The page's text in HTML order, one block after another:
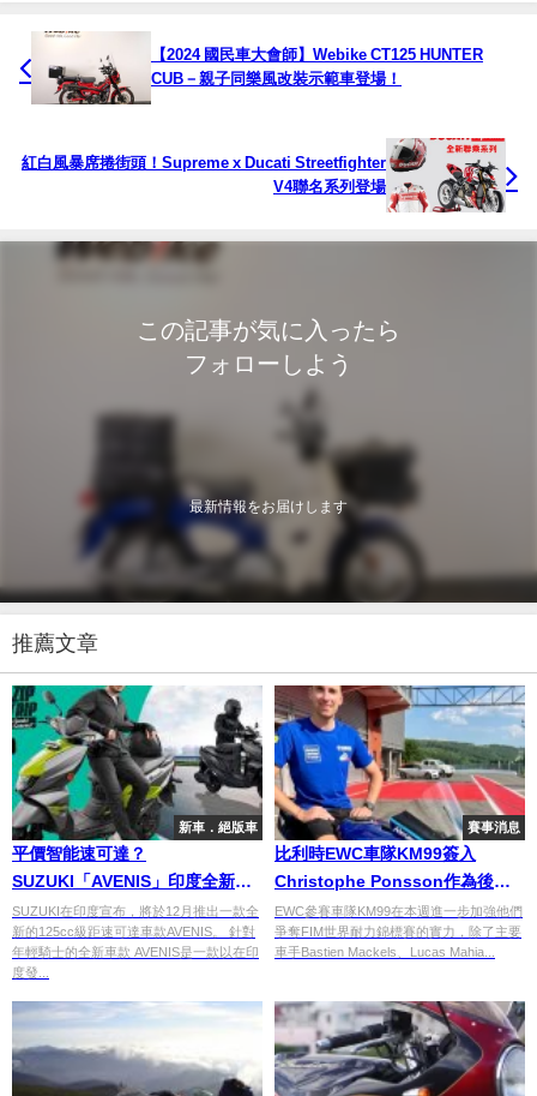
【2024 國民車大會師】Webike CT125 HUNTER
CUB－親子同樂風改裝示範車登場！
紅白風暴席捲街頭！Supreme x Ducati Streetfighter
V4聯名系列登場
この記事が気に入ったら
フォローしよう
最新情報をお届けします
推薦文章
新車．絕版車
平價智能速可達？
SUZUKI「AVENIS」印度全新上
市
SUZUKI在印度宣布，將於12月推出一款全
新的125cc級距速可達車款AVENIS。 針對
年輕騎士的全新車款 AVENIS是一款以在印
度發...
賽事消息
比利時EWC車隊KM99簽入
Christophe Ponsson作為後備
車手
EWC參賽車隊KM99在本週進一步加強他們
爭奪FIM世界耐力錦標賽的實力，除了主要
車手Bastien Mackels、Lucas Mahia...